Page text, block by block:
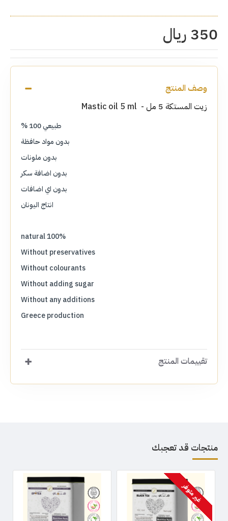
350 ريال
وصف المنتج
زيت المستكة 5 مل - Mastic oil 5 ml
طبيعي 100 %
بدون مواد حافظة
بدون ملونات
بدون اضافة سكر
بدون اي اضافات
انتاج اليونان
100% natural
Without preservatives
Without colourants
Without adding sugar
Without any additions
Greece production
تقييمات المنتج
منتجات قد تعجبك
غير متوفر